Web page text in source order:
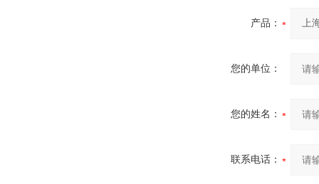
产品：
您的单位：
您的姓名：
联系电话：